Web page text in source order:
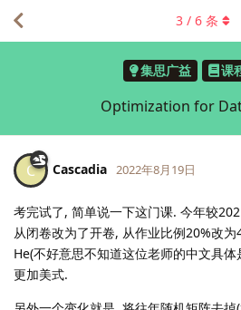
集思广益 课
Optimization for
3 / 6 条
C Cascadia 2022年8月19日
考完试了, 简单说一下这门课. 今年较
从闭卷改为了开卷, 从作业比例20%改
He(不好意思不知道这位老师的中文具
更加美式.